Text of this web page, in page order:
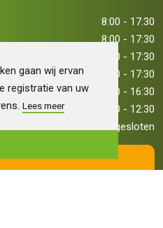
gaan wij ervan
registratie van uw
Lees meer
8:00 - 17:30
8:00 - 17:30
8:00 - 17:30
8:00 - 17:30
8:00 - 16:30
8:30 - 12:30
gesloten